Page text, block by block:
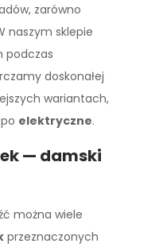
zarówno
naszym sklepie
podczas
doskonałej
wariantach,
elektryczne.
— damski
można wiele
przeznaczonych